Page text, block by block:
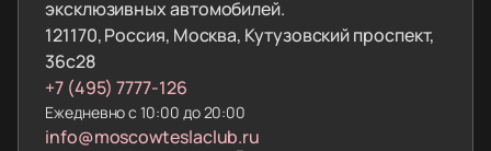
эксклюзивных автомобилей.
121170, Россия, Москва, Кутузовский проспект,
36с28
+7 (495) 7777-126
Ежедневно с 10:00 до 20:00
info@moscowteslaclub.ru